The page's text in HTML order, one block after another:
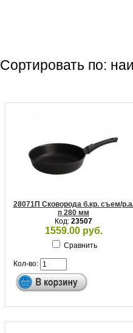
Сортировать по:
28071П Сковорода б.кр. съем/
п 280 мм
Код: 23507
1559.00 руб.
Сравнить
Кол-во: